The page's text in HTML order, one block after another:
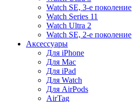
Watch SE, 3-е поколение
Watch Series 11
Watch Ultra 2
Watch SE, 2-е поколение
Аксессуары
Для iPhone
Для Mac
Для iPad
Для Watch
Для AirPods
AirTag